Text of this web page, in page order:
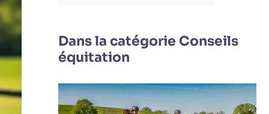
Dans la catégorie Conseils
équitation